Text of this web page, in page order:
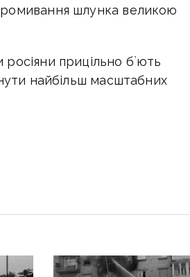
шлунка великою
прицільно б`ють
найбільш масштабних